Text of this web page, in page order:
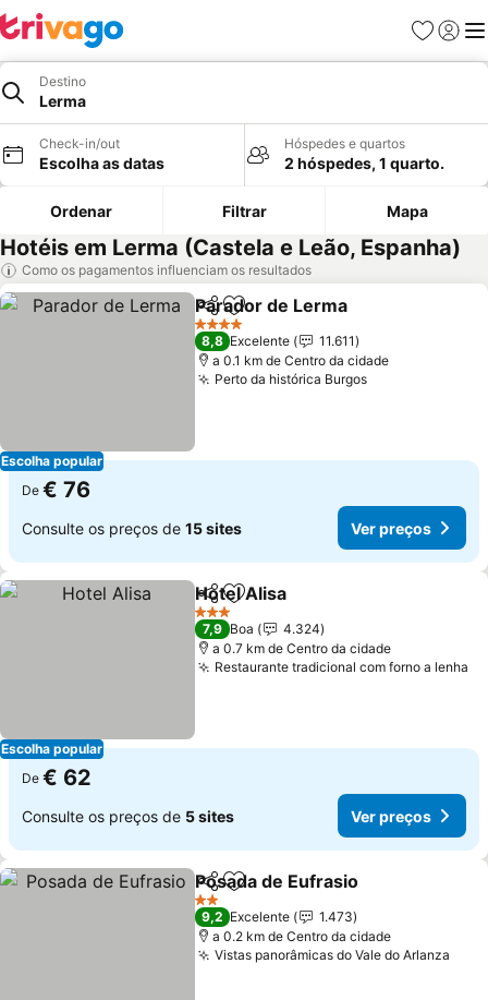
Favoritos
Iniciar
Destino
Lerma
Check-in/out
Escolha as datas
Hóspedes e quartos
2 hóspedes, 1 quarto.
Ordenar Filtrar Mapa
Hotéis em Lerma (Castela e Leão, Espanha)
Como os pagamentos influenciam os resultados
Escolha popular
PartilharAdicionar aos favoritos
Parador de Lerma
4 Estrelas
8,8 Excelente
11.611
a 0.1 km de Centro da cidade
Perto da histórica BurgosVer preços
De € 76
Consulte os preços de 15 sites Ver preços
Escolha popular
PartilharAdicionar aos favoritos
Hotel Alisa
3 Estrelas
7,9 Boa
4.324
a 0.7 km de Centro da cidade
Restaurante tradicional com forno a lenha
De € 62
Consulte os preços de 5 sites Ver preços
PartilharAdicionar aos favoritos
Posada de Eufrasio
2 Estrelas
9,2 Excelente
1.473
a 0.2 km de Centro da cidade
Vistas panorâmicas do Vale do Arlanza